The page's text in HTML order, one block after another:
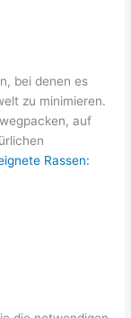
bei denen es
zu minimieren.
auf
Rassen: